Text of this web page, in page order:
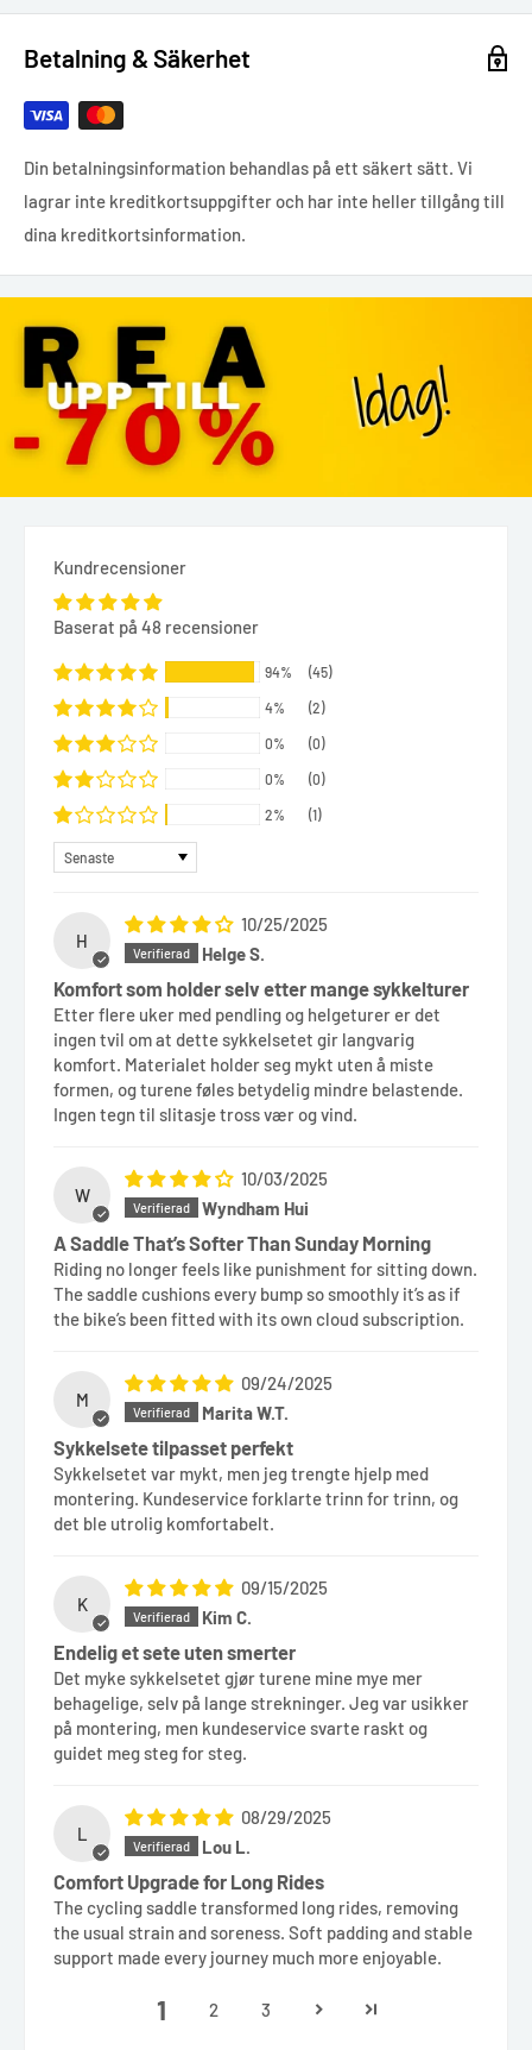
Betalning & Säkerhet
Din betalningsinformation behandlas på ett säkert sätt. Vi
lagrar inte kreditkortsuppgifter och har inte heller tillgång till
dina kreditkortsinformation.
Kundrecensioner
Baserat på 48 recensioner
94% (45)
4% (2)
0% (0)
0% (0)
2% (1)
Sort by
H
10/25/2025
Helge S.
Komfort som holder selv etter mange sykkelturer
Etter flere uker med pendling og helgeturer er det
ingen tvil om at dette sykkelsetet gir langvarig
komfort. Materialet holder seg mykt uten å miste
formen, og turene føles betydelig mindre belastende.
Ingen tegn til slitasje tross vær og vind.
W
10/03/2025
Wyndham Hui
A Saddle That’s Softer Than Sunday Morning
Riding no longer feels like punishment for sitting down.
The saddle cushions every bump so smoothly it’s as if
the bike’s been fitted with its own cloud subscription.
M
09/24/2025
Marita W.T.
Sykkelsete tilpasset perfekt
Sykkelsetet var mykt, men jeg trengte hjelp med
montering. Kundeservice forklarte trinn for trinn, og
det ble utrolig komfortabelt.
K
09/15/2025
Kim C.
Endelig et sete uten smerter
Det myke sykkelsetet gjør turene mine mye mer
behagelige, selv på lange strekninger. Jeg var usikker
på montering, men kundeservice svarte raskt og
guidet meg steg for steg.
L
08/29/2025
Lou L.
Comfort Upgrade for Long Rides
The cycling saddle transformed long rides, removing
the usual strain and soreness. Soft padding and stable
support made every journey much more enjoyable.
1 2 3